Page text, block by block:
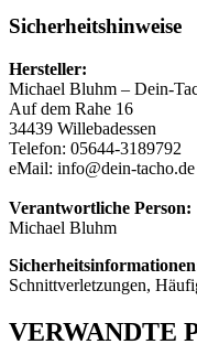
Sicherheitshinweise
Hersteller:
Michael Bluhm – Dein-
Auf dem Rahe 16
34439 Willebadessen
Telefon: 05644-3189792
eMail: info@dein-tacho.de
Verantwortliche Person:
Michael Bluhm
Schnittverletzungen,
VERWANDTE